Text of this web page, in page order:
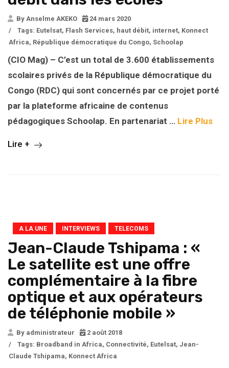
By Anselme AKEKO
24 mars 2020
/
Tags: Eutelsat, Flash Services, haut débit, internet, Konnect
Africa, République démocratique du Congo, Schoolap
(CIO Mag) – C’est un total de 3.600 établissements
scolaires privés de la République démocratique du
Congo (RDC) qui sont concernés par ce projet porté
par la plateforme africaine de contenus
pédagogiques Schoolap. En partenariat … Lire Plus
Lire +
A LA UNE INTERVIEWS TELECOMS
Jean-Claude Tshipama : «
Le satellite est une offre
complémentaire à la fibre
optique et aux opérateurs
de téléphonie mobile »
By administrateur
2 août 2018
/
Tags: Broadband in Africa, Connectivité, Eutelsat, Jean-
Claude Tshipama, Konnect Africa